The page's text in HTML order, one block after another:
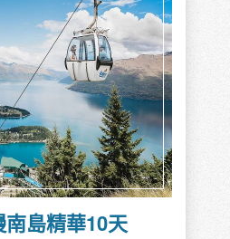
島精華10天